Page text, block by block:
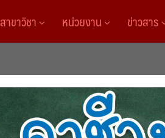
สาขาวิชา หน่วยงาน ข่าวสาร